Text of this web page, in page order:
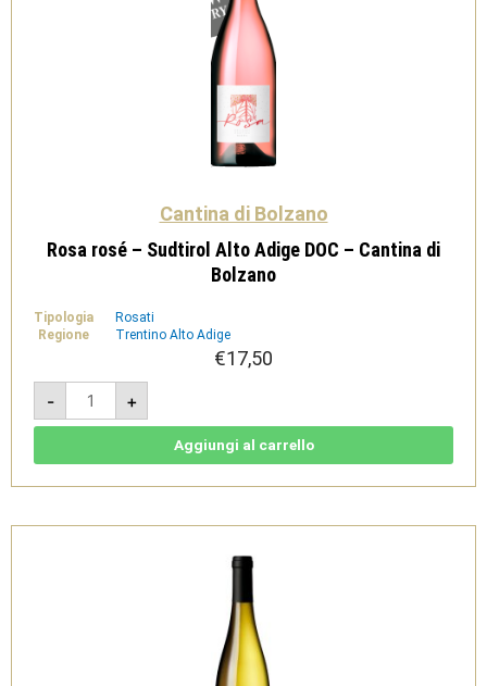
Cantina di Bolzano
Rosa rosé – Sudtirol Alto Adige DOC – Cantina di
Bolzano
Tipologia
Rosati
Regione
Trentino Alto Adige
€17,50
-
Rosa
rosé
-
Sudtirol
-
Bolzano
+
Aggiungi al carrello